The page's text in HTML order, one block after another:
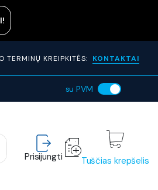
TERMINŲ KREIPKITĖS: KONTAKTAI
su PVM
Prisijungti Tuščias krepšelis